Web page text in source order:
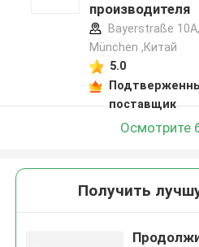
производителя
Bayerstraße
München ,Китай
5.0
поставщик
Осмотрите
Получить